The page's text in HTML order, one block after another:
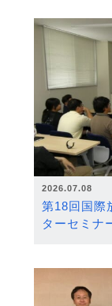
2026.07.08
第18回国際
ターセミナ